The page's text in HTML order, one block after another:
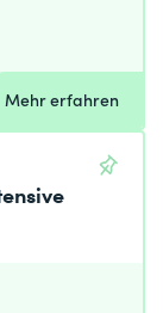
Mehr erfahren